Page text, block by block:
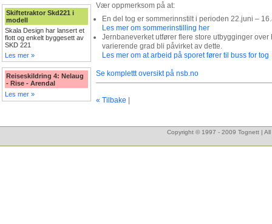
Skiftetraktor Skd221 i
modell
Skala Design har lansert et
flott og enkelt byggesett av
SKD 221
Les mer »
Reiseskildring 4: Nelaug
- Rise - Arendal
Les mer »
Vær oppmerksom på at:
En del tog er sommerinnstilt i perioden 22.juni –
Les mer om sommerinstilling her
Jernbaneverket utfører flere store utbygginger
varierende grad bli påvirket av dette.
Les mer om at arbeid på sporet fører til buss for tog
Se komplettt oversikt på nsb.no
« Tilbake
Copyright © 1997 - 2009 Tognett |